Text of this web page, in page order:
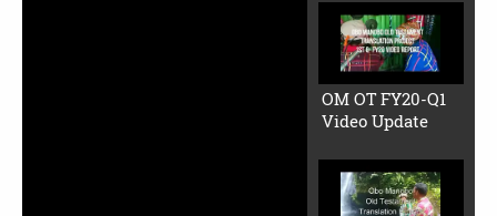
OM OT FY20-Q1
Video Update